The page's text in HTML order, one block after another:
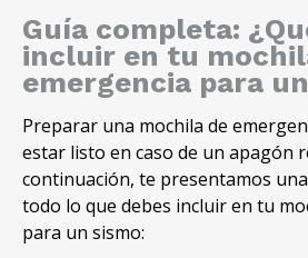
Guía completa:
incluir en tu
emergencia para
Preparar una mochila de
estar listo en caso de un apagón
continuación, te presentamos
todo lo que debes incluir en tu
para un sismo: